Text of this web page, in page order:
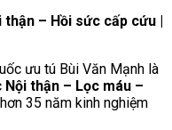
– Hồi sức cấp cứu |
ưu tú Bùi Văn Mạnh là
Nội thận – Lọc máu –
35 năm kinh nghiệm